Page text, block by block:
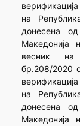
на
донесена
Македонија
весник на
бр.208/2020
на
донесена
Македонија